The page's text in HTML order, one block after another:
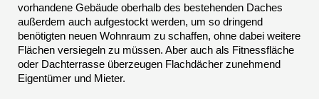
vorhandene Gebäude oberhalb des bestehenden Daches
außerdem auch aufgestockt werden, um so dringend
benötigten neuen Wohnraum zu schaffen, ohne dabei weitere
Flächen versiegeln zu müssen. Aber auch als Fitnessfläche
oder Dachterrasse überzeugen Flachdächer zunehmend
Eigentümer und Mieter.